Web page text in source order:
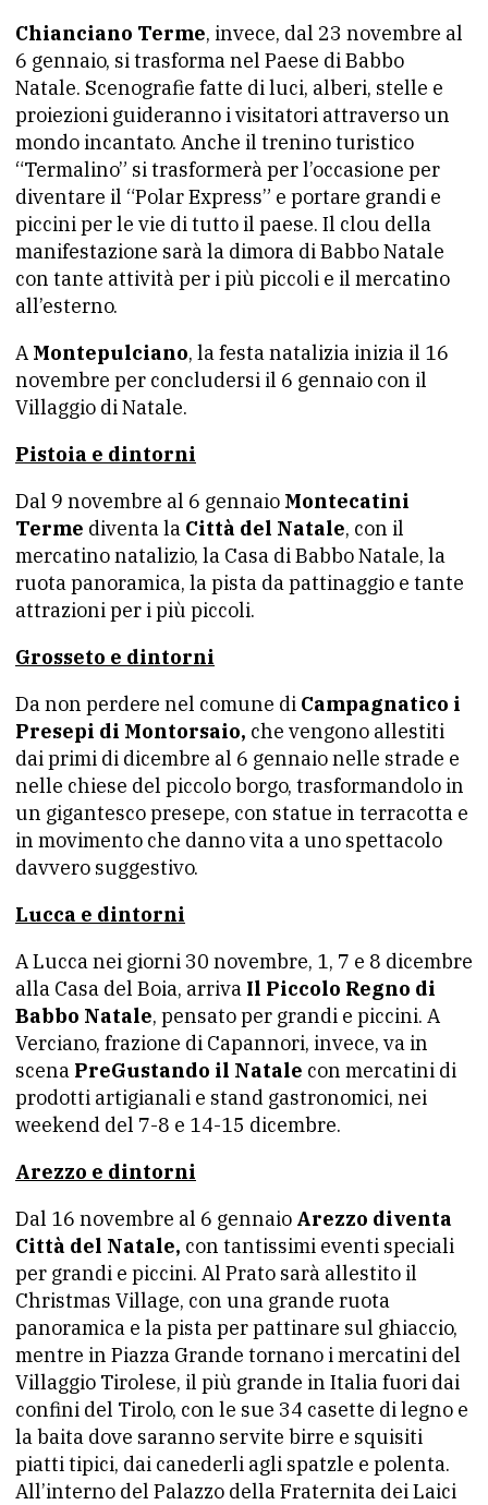
Chianciano Terme, invece, dal 23 novembre al
6 gennaio, si trasforma nel Paese di Babbo
Natale. Scenografie fatte di luci, alberi, stelle e
proiezioni guideranno i visitatori attraverso un
mondo incantato. Anche il trenino turistico
“Termalino” si trasformerà per l’occasione per
diventare il “Polar Express” e portare grandi e
piccini per le vie di tutto il paese. Il clou della
manifestazione sarà la dimora di Babbo Natale
con tante attività per i più piccoli e il mercatino
all’esterno.
A Montepulciano, la festa natalizia inizia il 16
novembre per concludersi il 6 gennaio con il
Villaggio di Natale.
Pistoia e dintorni
Dal 9 novembre al 6 gennaio Montecatini
Terme diventa la Città del Natale, con il
mercatino natalizio, la Casa di Babbo Natale, la
ruota panoramica, la pista da pattinaggio e tante
attrazioni per i più piccoli.
Grosseto e dintorni
Da non perdere nel comune di Campagnatico i
Presepi di Montorsaio, che vengono allestiti
dai primi di dicembre al 6 gennaio nelle strade e
nelle chiese del piccolo borgo, trasformandolo in
un gigantesco presepe, con statue in terracotta e
in movimento che danno vita a uno spettacolo
davvero suggestivo.
Lucca e dintorni
A Lucca nei giorni 30 novembre, 1, 7 e 8 dicembre
alla Casa del Boia, arriva Il Piccolo Regno di
Babbo Natale, pensato per grandi e piccini. A
Verciano, frazione di Capannori, invece, va in
scena PreGustando il Natale con mercatini di
prodotti artigianali e stand gastronomici, nei
weekend del 7-8 e 14-15 dicembre.
Arezzo e dintorni
Dal 16 novembre al 6 gennaio Arezzo diventa
Città del Natale, con tantissimi eventi speciali
per grandi e piccini. Al Prato sarà allestito il
Christmas Village, con una grande ruota
panoramica e la pista per pattinare sul ghiaccio,
mentre in Piazza Grande tornano i mercatini del
Villaggio Tirolese, il più grande in Italia fuori dai
confini del Tirolo, con le sue 34 casette di legno e
la baita dove saranno servite birre e squisiti
piatti tipici, dai canederli agli spatzle e polenta.
All’interno del Palazzo della Fraternita dei Laici